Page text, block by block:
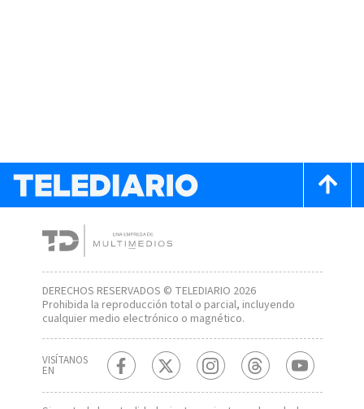
DERECHOS RESERVADOS © TELEDIARIO 2026
Prohibida la reproducción total o parcial, incluyendo
cualquier medio electrónico o magnético.
VISÍTANOS
EN